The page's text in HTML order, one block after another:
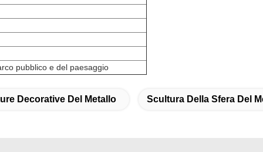
pubblico e del paesaggio
Decorative Del Metallo Scultura Della Sfera Del